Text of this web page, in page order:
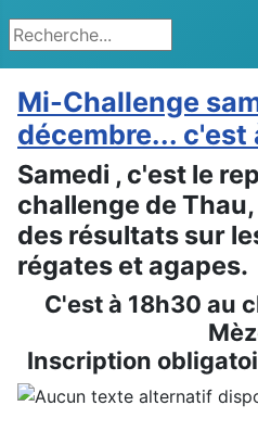
Rechercher
Mi-Challenge
décembre... c'est
Samedi , c'est le
challenge de
des résultats sur
régates et agapes.
C'est à 18h30 au
Inscription